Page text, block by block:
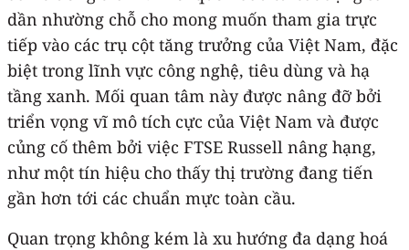
dần nhường chỗ cho mong muốn tham gia trực
tiếp vào các trụ cột tăng trưởng của Việt Nam, đặc
biệt trong lĩnh vực công nghệ, tiêu dùng và hạ
tầng xanh. Mối quan tâm này được nâng đỡ bởi
triển vọng vĩ mô tích cực của Việt Nam và được
củng cố thêm bởi việc FTSE Russell nâng hạng,
như một tín hiệu cho thấy thị trường đang tiến
gần hơn tới các chuẩn mực toàn cầu.
Quan trọng không kém là xu hướng đa dạng hoá